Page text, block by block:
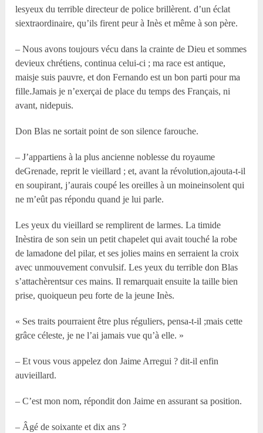
lesyeux du terrible directeur de police brillèrent. d’un éclat
siextraordinaire, qu’ils firent peur à Inès et même à son père.
– Nous avons toujours vécu dans la crainte de Dieu et sommes
devieux chrétiens, continua celui-ci ; ma race est antique,
maisje suis pauvre, et don Fernando est un bon parti pour ma
fille.Jamais je n’exerçai de place du temps des Français, ni
avant, nidepuis.
Don Blas ne sortait point de son silence farouche.
– J’appartiens à la plus ancienne noblesse du royaume
deGrenade, reprit le vieillard ; et, avant la révolution,ajouta-t-il
en soupirant, j’aurais coupé les oreilles à un moineinsolent qui
ne m’eût pas répondu quand je lui parle.
Les yeux du vieillard se remplirent de larmes. La timide
Inèstira de son sein un petit chapelet qui avait touché la robe
de lamadone del pilar, et ses jolies mains en serraient la croix
avec unmouvement convulsif. Les yeux du terrible don Blas
s’attachèrentsur ces mains. Il remarquait ensuite la taille bien
prise, quoiqueun peu forte de la jeune Inès.
« Ses traits pourraient être plus réguliers, pensa-t-il ;mais cette
grâce céleste, je ne l’ai jamais vue qu’à elle. »
– Et vous vous appelez don Jaime Arregui ? dit-il enfin
auvieillard.
– C’est mon nom, répondit don Jaime en assurant sa position.
– Âgé de soixante et dix ans ?